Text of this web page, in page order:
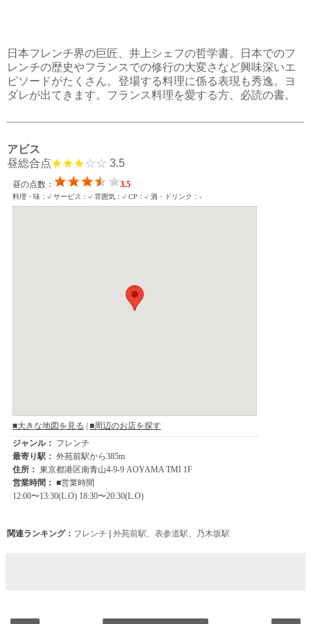
日本フレンチ界の巨匠、井上シェフの哲学書。日本でのフ
レンチの歴史やフランスでの修行の大変さなど興味深いエ
ピソードがたくさん。登場する料理に係る表現も秀逸。ヨ
ダレが出てきます。フランス料理を愛する方、必読の書。
アビス
昼総合点★★★☆☆ 3.5
関連ランキング： フレンチ | 外苑前駅 表参道駅 乃木坂駅